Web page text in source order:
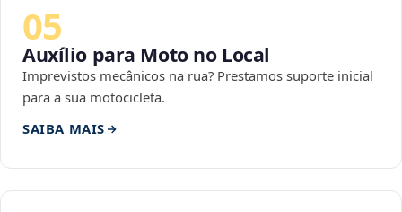
05
Auxílio para Moto no Local
Imprevistos mecânicos na rua? Prestamos suporte inicial
para a sua motocicleta.
SAIBA MAIS